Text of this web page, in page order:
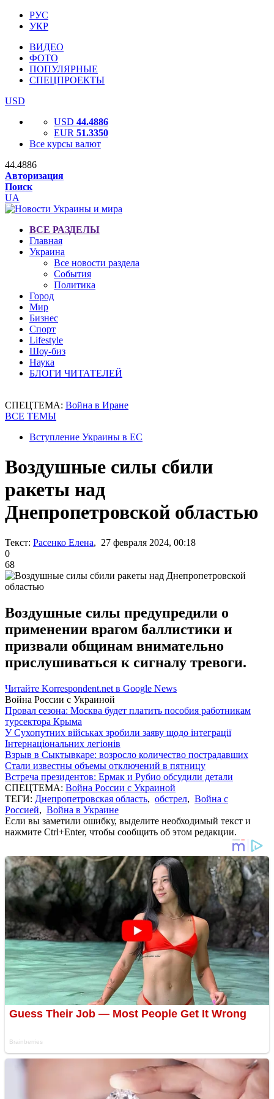
РУС
УКР
ВИДЕО
ФОТО
ПОПУЛЯРНЫЕ
СПЕЦПРОЕКТЫ
USD
USD 44.4886
EUR 51.3350
Все курсы валют
44.4886
Авторизация
Поиск
UA
ВСЕ РАЗДЕЛЫ
Главная
Украина
Все новости раздела
События
Политика
Город
Мир
Бизнес
Спорт
Lifestyle
Шоу-биз
Наука
БЛОГИ ЧИТАТЕЛЕЙ
СПЕЦТЕМА: Война в Иране
ВСЕ ТЕМЫ
Вступление Украины в ЕС
Воздушные силы сбили
ракеты над
Днепропетровской областью
Текст: Расенко Елена, 27 февраля 2024, 00:18
0
68
Воздушные силы предупредили о
применении врагом баллистики и
призвали общинам внимательно
прислушиваться к сигналу тревоги.
Читайте Korrespondent.net в Google News
Война России с Украиной
Провал сезона: Москва будет платить пособия работникам
турсектора Крыма
У Сухопутних військах зробили заяву щодо інтеграції
Інтернаціональних легіонів
Взрыв в Сыктывкаре: возросло количество пострадавших
Стали известны объемы отключений в пятницу
Встреча президентов: Ермак и Рубио обсудили детали
СПЕЦТЕМА: Война России с Украиной
ТЕГИ: Днепропетровская область, обстрел, Война с
Россией, Война в Украине
Если вы заметили ошибку, выделите необходимый текст и
нажмите Ctrl+Enter, чтобы сообщить об этом редакции.